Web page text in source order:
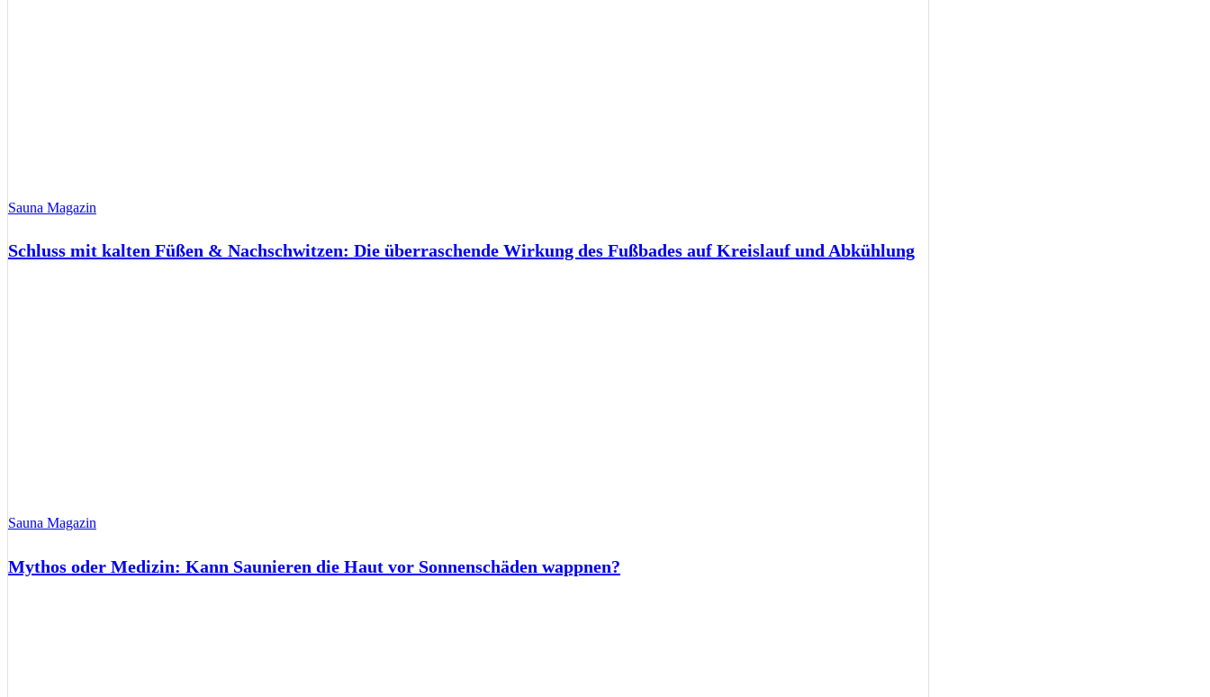
Sauna Magazin
Schluss mit kalten Füßen & Nachschwitzen: Die überraschende Wirkung des Fußbades auf Kreislauf und Abkühlung
Sauna Magazin
Mythos oder Medizin: Kann Saunieren die Haut vor Sonnenschäden wappnen?